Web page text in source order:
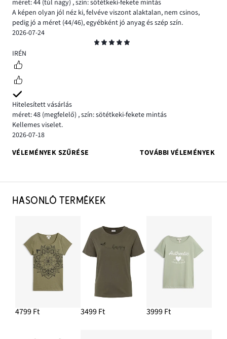
méret: 44 (túl nagy) ,szín: sötétkeki-fekete mintás
A képen olyan jól néz ki, felvéve viszont alaktalan, nem csinos,
pedig jó a méret (44/46), egyébként jó anyag és szép szín.
2026-07-24
5
IRÉN
Hitelesített vásárlás
méret: 48 (megfelelő) ,szín: sötétkeki-fekete mintás
Kellemes viselet.
2026-07-18
VÉLEMÉNYEK SZŰRÉSE
TOVÁBBI VÉLEMÉNYEK
HASONLÓ TERMÉKEK
4799 Ft 3499 Ft 3999 Ft